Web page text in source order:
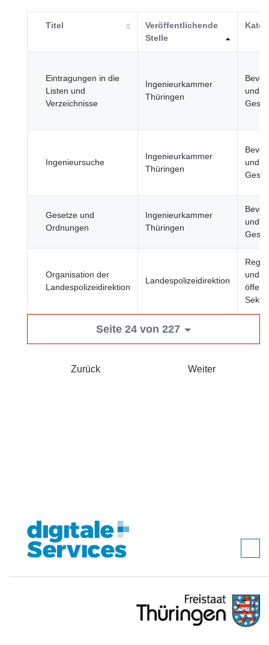
Titel
Veröffentlichende
Stelle
Eintragungen in die
Listen und
Verzeichnisse
Ingenieurkammer
Thüringen
und
Ingenieursuche
Ingenieurkammer
Thüringen
und
Gesetze und
Ordnungen
Ingenieurkammer
Thüringen
und
Organisation der
Landespolizeidirektion
Landespolizeidirektion
und
Sektor
Seite 24 von 227
Zurück Weiter